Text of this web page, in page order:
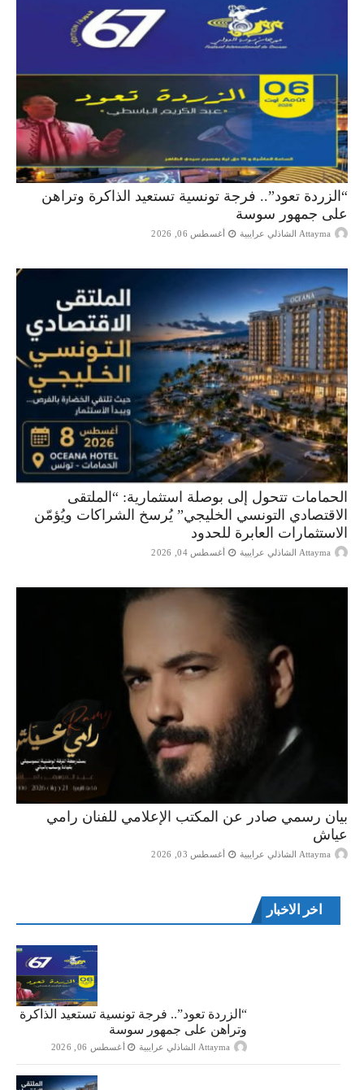
“الزردة تعود”.. فرجة تونسية تستعيد الذاكرة وتراهن
على جمهور سوسة
Attayma الشاذلي عرايبية أغسطس 06, 2026
الحمامات تتحول إلى بوصلة استثمارية: “الملتقى
الاقتصادي التونسي الخليجي” يُرسخ الشراكات ويُؤمّن
الاستثمارات العابرة للحدود
Attayma الشاذلي عرايبية أغسطس 04, 2026
بيان رسمي صادر عن المكتب الإعلامي للفنان رامي
عياش
Attayma الشاذلي عرايبية أغسطس 03, 2026
اخر الاخبار
“الزردة تعود”.. فرجة تونسية تستعيد الذاكرة
وتراهن على جمهور سوسة
Attayma الشاذلي عرايبية أغسطس 06, 2026